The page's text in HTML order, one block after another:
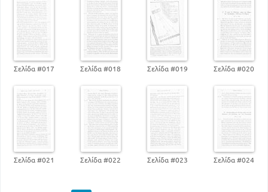
Σελίδα #017 Σελίδα #018 Σελίδα #019 Σελίδα #020
Σελίδα #021 Σελίδα #022 Σελίδα #023 Σελίδα #024